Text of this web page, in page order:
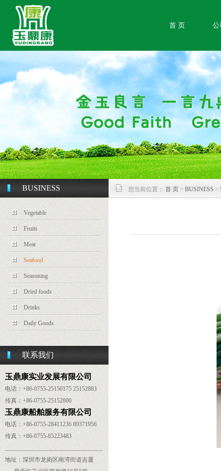
首 页 公
BUSINESS
Vegetable
Fruits
Meat
Seafood
Seasoning
Dried foods
Drinks
Daily Goods
联系我们
玉鼎康实业发展有限公司
电话：+86-0755-25150175 25152883
传真： +86-0755-25152800
玉鼎康船舶服务有限公司
电话：+86-0755-28411236 89371956
传真：+86-0755-85223483
______
___________________________
地址：深圳市龙岗区南湾街道吉厦
您当前位置： 首 页 > BUSINESS >